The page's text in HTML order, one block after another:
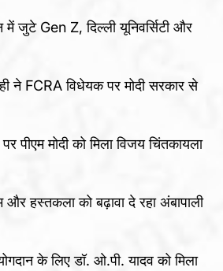
में जुटे Gen Z, दिल्ली यूनिवर्सिटी और
ने FCRA विधेयक पर मोदी सरकार से
पीएम मोदी को मिला विजय चिंतकायला
और हस्तकला को बढ़ावा दे रहा अंबापाली
के लिए डॉ. ओ.पी. यादव को मिला